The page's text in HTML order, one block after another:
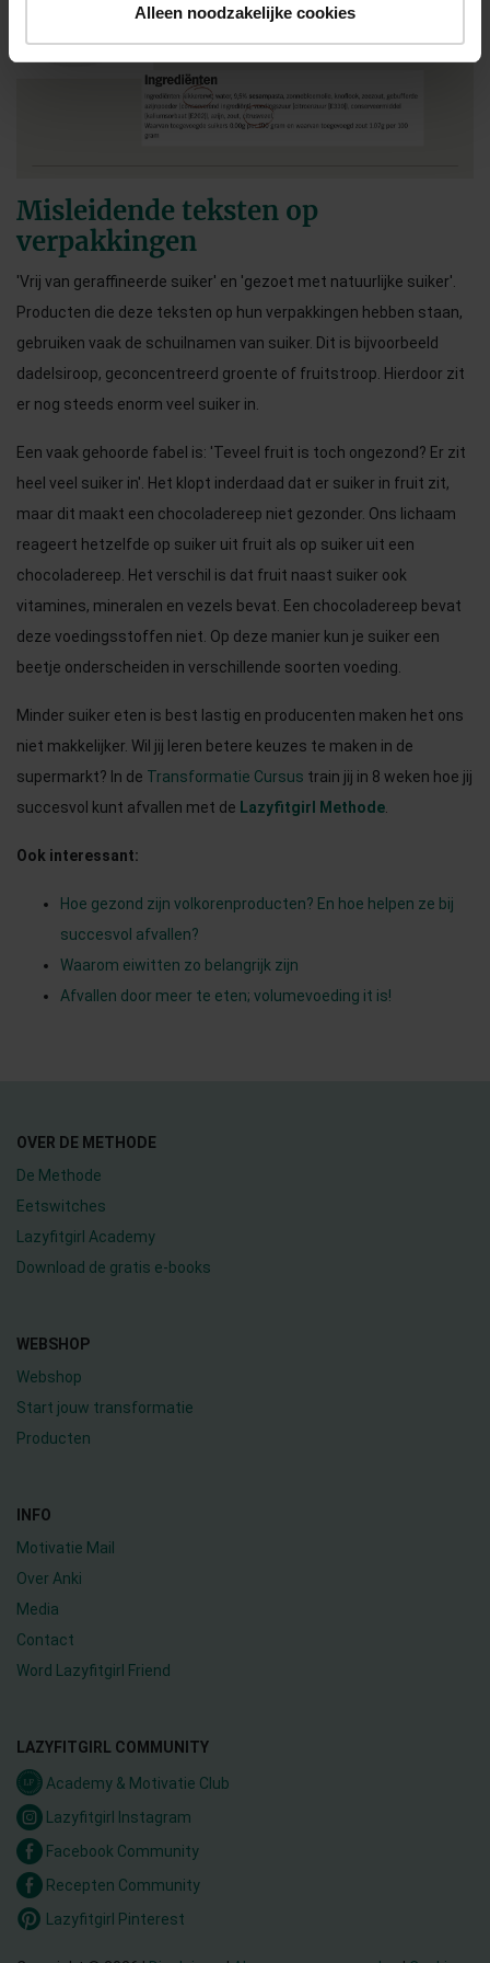
Alleen noodzakelijke cookies
Misleidende teksten op
verpakkingen
'Vrij van geraffineerde suiker' en 'gezoet met natuurlijke suiker'.
Producten die deze teksten op hun verpakkingen hebben staan,
gebruiken vaak de schuilnamen van suiker. Dit is bijvoorbeeld
dadelsiroop, geconcentreerd groente of fruitstroop. Hierdoor zit
er nog steeds enorm veel suiker in.
Een vaak gehoorde fabel is: 'Teveel fruit is toch ongezond? Er zit
heel veel suiker in'. Het klopt inderdaad dat er suiker in fruit zit,
maar dit maakt een chocoladereep niet gezonder. Ons lichaam
reageert hetzelfde op suiker uit fruit als op suiker uit een
chocoladereep. Het verschil is dat fruit naast suiker ook
vitamines, mineralen en vezels bevat. Een chocoladereep bevat
deze voedingsstoffen niet. Op deze manier kun je suiker een
beetje onderscheiden in verschillende soorten voeding.
Minder suiker eten is best lastig en producenten maken het ons
niet makkelijker. Wil jij leren betere keuzes te maken in de
supermarkt? In de Transformatie Cursus train jij in 8 weken hoe jij
succesvol kunt afvallen met de Lazyfitgirl Methode
Ook interessant:
Hoe gezond zijn volkorenproducten? En hoe helpen ze bij
succesvol afvallen?
Waarom eiwitten zo belangrijk zijn
Afvallen door meer te eten; volumevoeding it is!
OVER DE METHODE
De Methode
Eetswitches
Lazyfitgirl Academy
Download de gratis e-books
WEBSHOP
Webshop
Start jouw transformatie
Producten
INFO
Motivatie Mail
Over Anki
Media
Contact
Word Lazyfitgirl Friend
LAZYFITGIRL COMMUNITY
Academy & Motivatie Club
Lazyfitgirl Instagram
Facebook Community
Recepten Community
Lazyfitgirl Pinterest